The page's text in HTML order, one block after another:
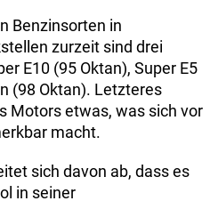
Benzinsorten in
zurzeit sind drei
E10 (95 Oktan), Super E5
(98 Oktan). Letzteres
Motors etwas, was sich vor
macht.
sich davon ab, dass es
in seiner